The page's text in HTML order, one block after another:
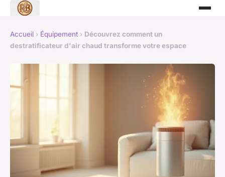
Accueil › Équipement › Découvrez comment un
destratificateur d'air chaud transforme votre espace